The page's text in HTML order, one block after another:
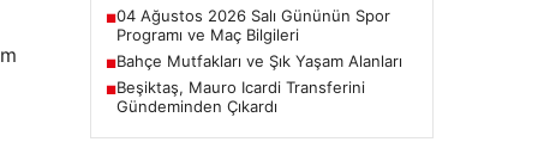
■04 Ağustos 2026 Salı Gününün Spor
Programı ve Maç Bilgileri
■Bahçe Mutfakları ve Şık Yaşam Alanları
■Beşiktaş, Mauro Icardi Transferini
Gündeminden Çıkardı